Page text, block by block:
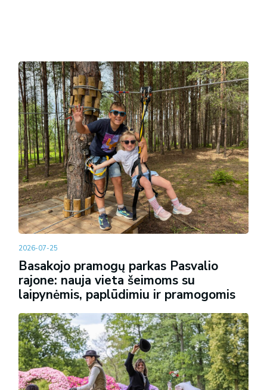
2026-07-25
Basakojo pramogų parkas Pasvalio
rajone: nauja vieta šeimoms su
laipynėmis, paplūdimiu ir pramogomis